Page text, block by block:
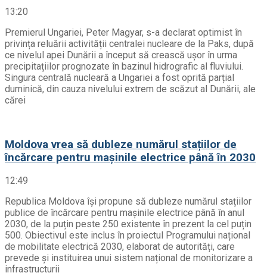
13:20
Premierul Ungariei, Peter Magyar, s-a declarat optimist în
privința reluării activității centralei nucleare de la Paks, după
ce nivelul apei Dunării a început să crească ușor în urma
precipitațiilor prognozate în bazinul hidrografic al fluviului.
Singura centrală nucleară a Ungariei a fost oprită parțial
duminică, din cauza nivelului extrem de scăzut al Dunării, ale
cărei
Moldova vrea să dubleze numărul stațiilor de
încărcare pentru mașinile electrice până în 2030
12:49
Republica Moldova își propune să dubleze numărul stațiilor
publice de încărcare pentru mașinile electrice până în anul
2030, de la puțin peste 250 existente în prezent la cel puțin
500. Obiectivul este inclus în proiectul Programului național
de mobilitate electrică 2030, elaborat de autorități, care
prevede și instituirea unui sistem național de monitorizare a
infrastructurii